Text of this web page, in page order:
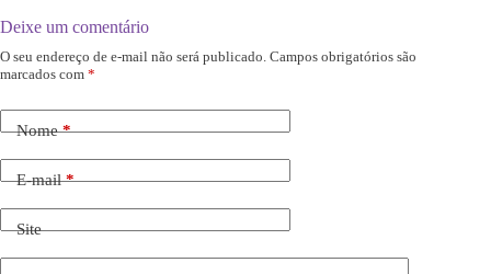
Deixe um comentário
O seu endereço de e-mail não será publicado. Campos obrigatórios são
marcados com *
Nome*
E-mail*
Site